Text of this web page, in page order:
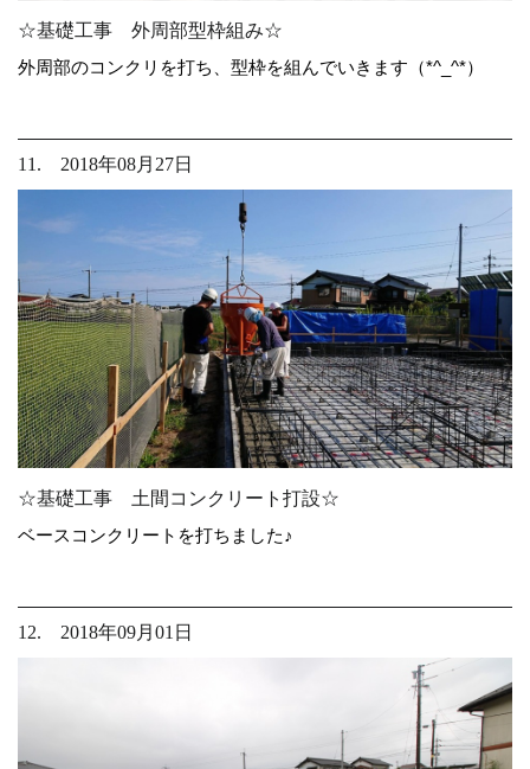
☆基礎工事 外周部型枠組み☆
外周部のコンクリを打ち、型枠を組んでいきます（*^_^*）
11. 2018年08月27日
☆基礎工事 土間コンクリート打設☆
ベースコンクリートを打ちました♪
12. 2018年09月01日